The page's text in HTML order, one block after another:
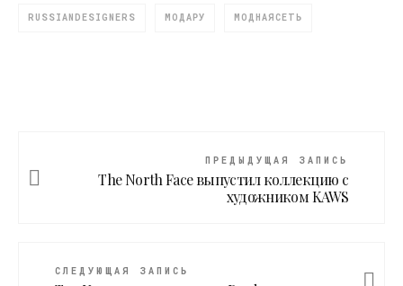
RUSSIANDESIGNERS МОДАРУ МОДНАЯСЕТЬ
ПРЕДЫДУЩАЯ ЗАПИСЬ
The North Face выпустил коллекцию с
художником KAWS
СЛЕДУЮЩАЯ ЗАПИСЬ